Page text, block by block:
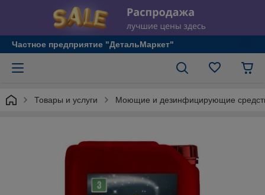
Частное предприятие "ДетальМаркет"
Товары и услуги Моющие и дезинфицирующие